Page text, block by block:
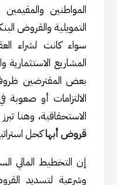
المواطنين
التمويلية والقروض
سواء كانت لشراء
المشاريع
بعض المقترضين
الالتزامات أو صعوبة
الاستحقاقية، وهنا
قروض أبهاكحل
إن التخطيط المالي
وشرعية لتسديد